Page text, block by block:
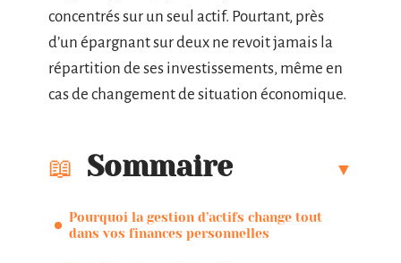
concentrés sur un seul actif. Pourtant, près
d’un épargnant sur deux ne revoit jamais la
répartition de ses investissements, même en
cas de changement de situation économique.
Sommaire
Pourquoi la gestion d’actifs change tout
dans vos finances personnelles